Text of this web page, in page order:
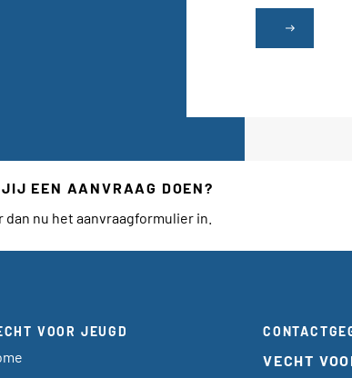
east
EEN AANVRAAG DOEN?
dan nu het aanvraagformulier in.
VOOR JEUGD
VECHT